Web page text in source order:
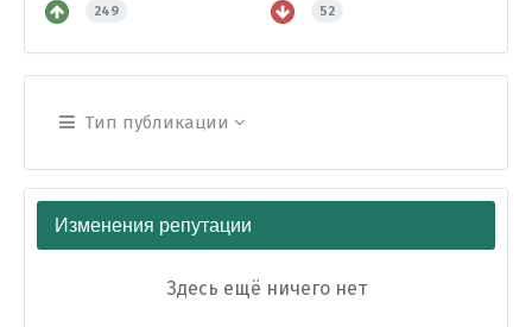
249 52
Тип публикации
Изменения репутации
Здесь ещё ничего нет